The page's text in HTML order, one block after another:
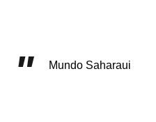
Mundo Saharaui